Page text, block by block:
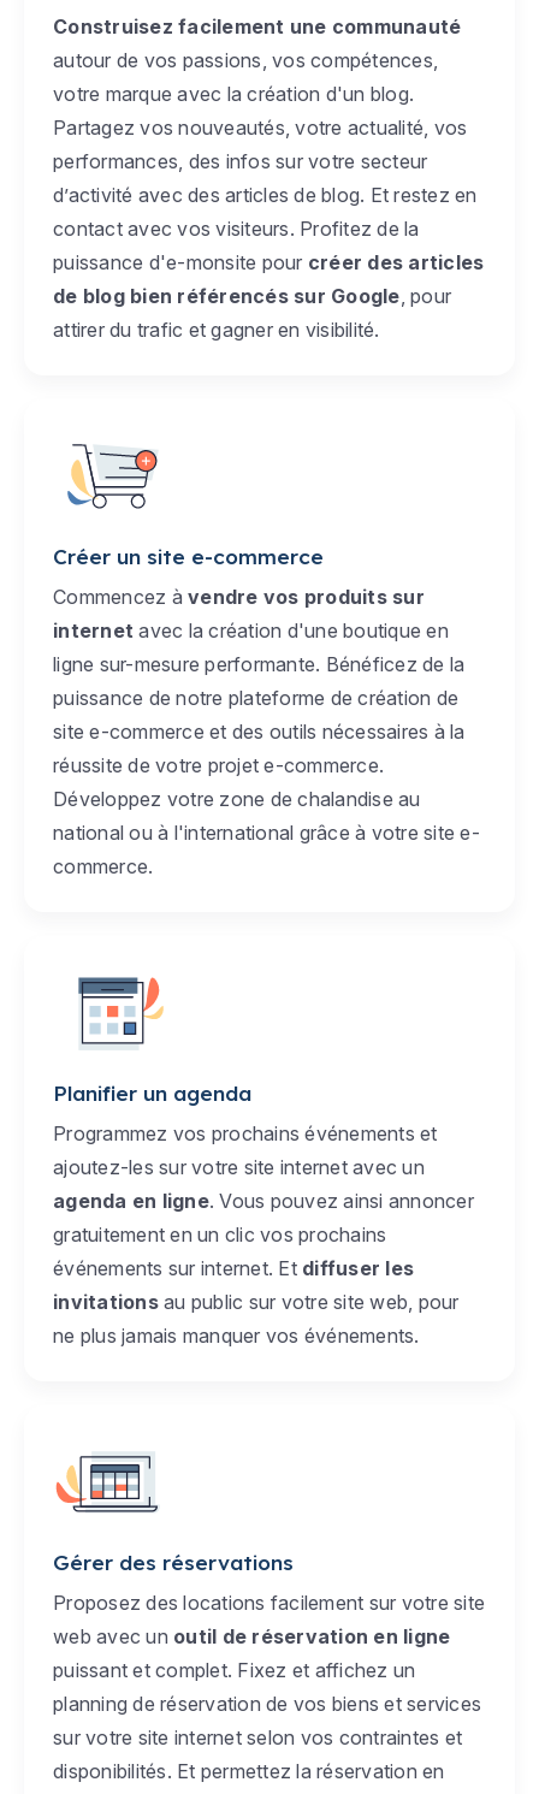
Construisez facilement une communauté
autour de vos passions, vos compétences,
votre marque avec la création d'un blog.
Partagez vos nouveautés, votre actualité, vos
performances, des infos sur votre secteur
d’activité avec des articles de blog. Et restez en
contact avec vos visiteurs. Profitez de la
puissance d'e-monsite pour créer des articles
de blog bien référencés sur Google , pour
attirer du trafic et gagner en visibilité.
Créer un site e-commerce
Commencez à vendre vos produits sur
internet avec la création d'une boutique en
ligne sur-mesure performante. Bénéficez de la
puissance de notre plateforme de création de
site e-commerce et des outils nécessaires à la
réussite de votre projet e-commerce.
Développez votre zone de chalandise au
national ou à l'international grâce à votre site e-
commerce.
Planifier un agenda
Programmez vos prochains événements et
ajoutez-les sur votre site internet avec un
agenda en ligne. Vous pouvez ainsi annoncer
gratuitement en un clic vos prochains
événements sur internet. Et diffuser les
invitationsau public sur votre site web, pour
ne plus jamais manquer vos événements.
Gérer des réservations
Proposez des locations facilement sur votre site
web avec un outil de réservation en ligne
puissant et complet. Fixez et affichez un
planning de réservation de vos biens et services
sur votre site internet selon vos contraintes et
disponibilités. Et permettez la réservation en